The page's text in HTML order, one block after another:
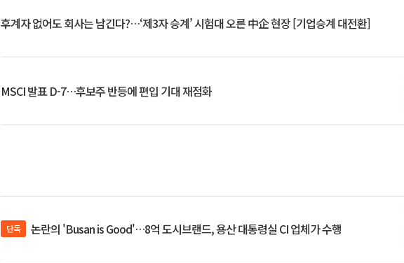
후계자 없어도 회사는 남긴다?…‘제3자 승계’ 시험대 오른 中企 현장 [기업승계 대전환]
MSCI 발표 D-7…후보주 반등에 편입 기대 재점화
단독 논란의 'Busan is Good'…8억 도시브랜드, 용산 대통령실 CI 업체가 수행